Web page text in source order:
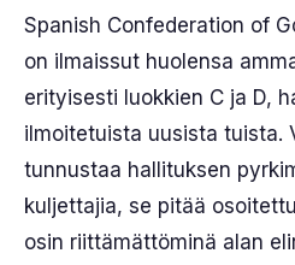
Spanish Confederation of
on ilmaissut huolensa
erityisesti luokkien C ja D,
ilmoitetuista uusista tuista.
tunnustaa hallituksen
kuljettajia, se pitää
osin riittämättöminä alan